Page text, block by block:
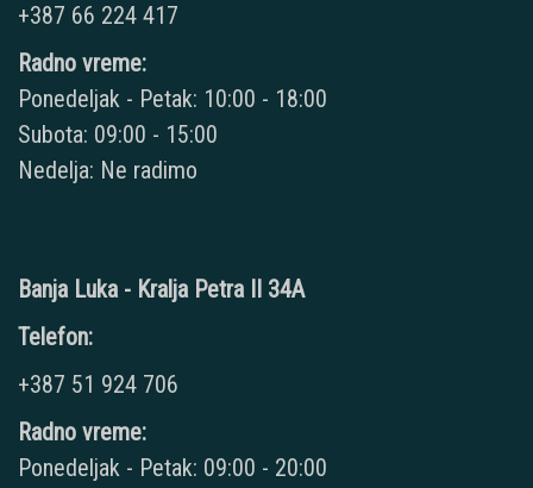
+387 66 224 417
Radno vreme:
Ponedeljak - Petak: 10:00 - 18:00
Subota: 09:00 - 15:00
Nedelja: Ne radimo
Banja Luka - Kralja Petra II 34A
Telefon:
+387 51 924 706
Radno vreme:
Ponedeljak - Petak: 09:00 - 20:00